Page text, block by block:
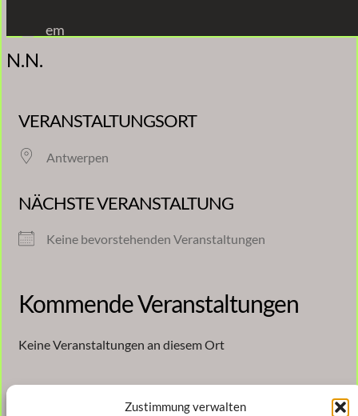
Zustimmung verwalten
Inhalt
springen
em
N.N.
VERANSTALTUNGSORT
Antwerpen
NÄCHSTE VERANSTALTUNG
Keine bevorstehenden Veranstaltungen
Kommende Veranstaltungen
Keine Veranstaltungen an diesem Ort